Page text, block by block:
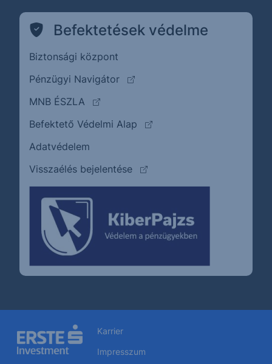
Befektetések védelme
Biztonsági központ
Pénzügyi Navigátor
(külső oldalra ugrik)
MNB ÉSZLA
(külső oldalra ugrik)
Befektető Védelmi Alap
(külső oldalra ugrik)
Adatvédelem
Visszaélés bejelentése
(külső oldalra ugrik)
Karrier
Impresszum